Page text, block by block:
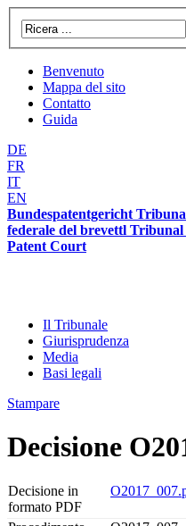
Benvenuto
Mappa del sito
Contatto
Guida
DE
FR
IT
EN
Bundespatentgericht
federale del brevettl
Patent Court
Il Tribunale
Giurisprudenza
Media
Basi legali
Stampare
Decisione
Decisione in
formato PDF